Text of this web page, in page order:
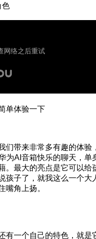
色
单体验一下
们带来非常多有趣的体验
为AI音箱快乐的聊天，单
。最大的亮点是它可以给
孩子了，就我这么一个大
嘴角上扬。
有一个自己的特色，就是